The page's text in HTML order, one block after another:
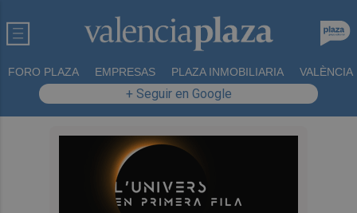
FORO PLAZA EMPRESAS PLAZA INMOBILIARIA VALÈNCIA
+ Seguir en Google